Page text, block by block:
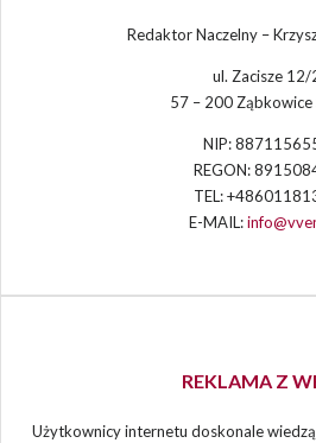
Redaktor Naczelny –
ul. Zacisze 12/
57 – 200 Ząbkowice
NIP:
REGON:
TEL:
E-MAIL:
REKLAMA Z
Użytkownicy internetu doskonale